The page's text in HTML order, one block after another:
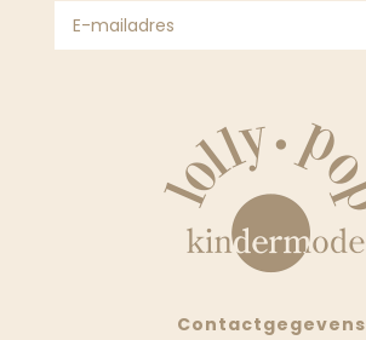
Contactgegevens